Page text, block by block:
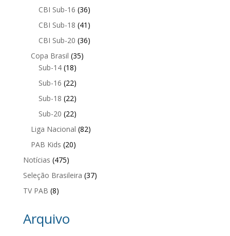
CBI Sub-16 (36)
CBI Sub-18 (41)
CBI Sub-20 (36)
Copa Brasil (35)
Sub-14(18)
Sub-16 (22)
Sub-18 (22)
Sub-20 (22)
Liga Nacional (82)
PAB Kids (20)
Notícias (475)
Seleção Brasileira (37)
TV PAB (8)
Arquivo